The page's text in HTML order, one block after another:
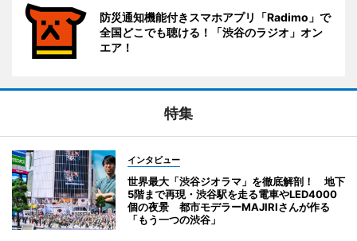
防災通知機能付きスマホアプリ「Radimo」で
全国どこでも聴ける！「渋谷のラジオ」オン
エア！
特集
インタビュー
世界最大「渋谷ジオラマ」を徹底解剖！ 地下
5階まで再現・渋谷駅を走る電車やLED4000
個の夜景 都市モデラーMAJIRIさんが作る
「もう一つの渋谷」